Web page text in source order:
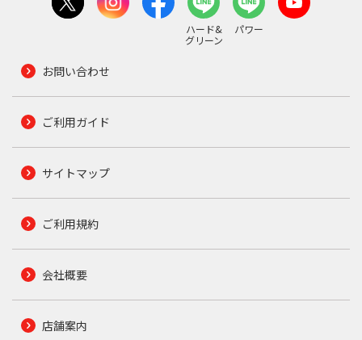
ハード&
グリーン
パワー
お問い合わせ
ご利用ガイド
サイトマップ
ご利用規約
会社概要
店舗案内